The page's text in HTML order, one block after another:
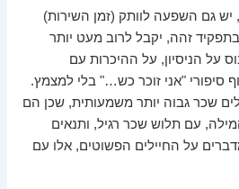
יש גם השפעה לוותק (זמן השירות)
זהה, יקבל לרוב מעט יותר
על הניסיון, על ההיכרות עם
סיפורי "אני זוכר כש…" בלי למצמץ.
שכר גבוה יותר משמעותית, שכן הם
עם תלוש שכר רגיל, ותנאים
על החיילים הפשוטים, אלו עם